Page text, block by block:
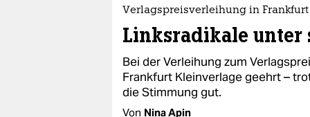
gesellschaft
kultur
sport
Verlagspreisverleihung in Frankfurt
Linksradikale unter
Bei der Verleihung zum
Frankfurt Kleinverlage geehrt –
die Stimmung gut.
Von Nina Apin